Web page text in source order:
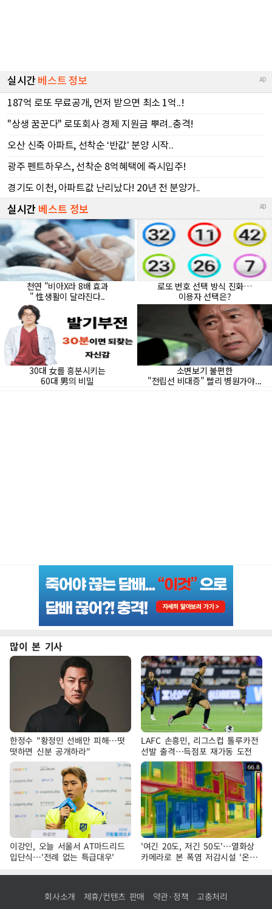
많이 본 기사
한정수 "황정민 선배만 피해…떳
떳하면 신분 공개하라"
LAFC 손흥민, 리그스컵 톨루카전
선발 출격…득점포 재가동 도전
이강인, 오늘 서울서 AT마드리드
입단식…'전례 없는 특급대우'
'여긴 20도, 저긴 50도'…열화상
카메라로 본 폭염 저감시설 '온도
차'
회사소개 제휴/컨텐츠 판매 약관·정책 고충처리